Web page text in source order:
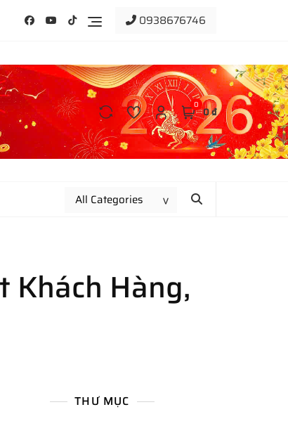
0938676746
0
0 ₫
Khách Hàng,
THƯ MỤC